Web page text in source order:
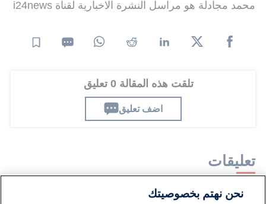
محمد مجادلة هو مراسل النشرة الاخبارية لقناة i24news
تلقت هذه المقالة 0 تعليق
اضف تعليق
تعليقات
لا توجد تعليقات مكتوبة حتى الآن. كن الأول!
نحن نهتم بخصوصيتك